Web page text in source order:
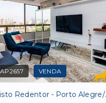
AP2657 VENDA
Redentor - Porto Alegre/RS